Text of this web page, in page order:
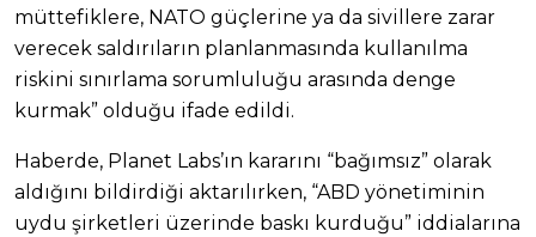
müttefiklere, NATO güçlerine ya da sivillere zarar
verecek saldırıların planlanmasında kullanılma
riskini sınırlama sorumluluğu arasında denge
kurmak” olduğu ifade edildi.
Haberde, Planet Labs’ın kararını “bağımsız” olarak
aldığını bildirdiği aktarılırken, “ABD yönetiminin
uydu şirketleri üzerinde baskı kurduğu” iddialarına